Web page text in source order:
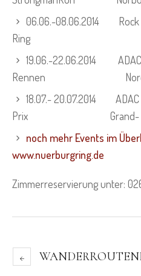
06.06.-08.06.2014 Rock
Ring
19.06.-22.06.2014
Rennen
18.07.- 20.07.2014 ADAC
Prix Grand- Prix
noch mehr Events im
www.nuerburgring.de
Zimmerreservierung unter: